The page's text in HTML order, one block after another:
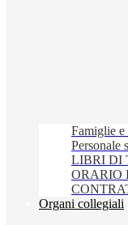
Famiglie e
Personale
LIBRI DI
ORARIO
Organi collegiali